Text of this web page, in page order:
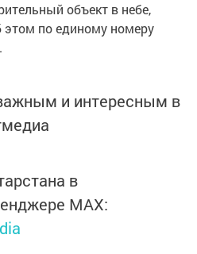
объект в небе,
по единому номеру
и интересным в
в
MАХ: